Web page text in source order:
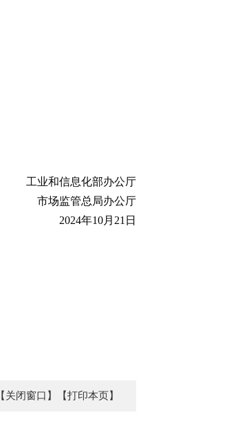
工业和信息化部办公厅
市场监管总局办公厅
2024年10月21日
【关闭窗口】 【打印本页】